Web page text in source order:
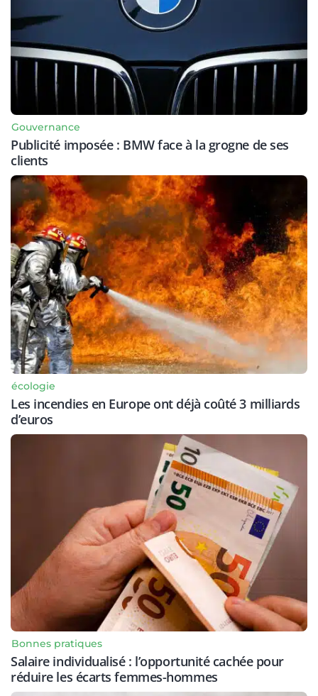
Gouvernance
Publicité imposée : BMW face à la grogne de ses
clients
écologie
Les incendies en Europe ont déjà coûté 3 milliards
d’euros
Bonnes pratiques
Salaire individualisé : l’opportunité cachée pour
réduire les écarts femmes-hommes